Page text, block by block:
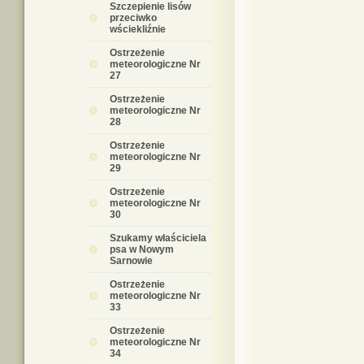
Szczepienie lisów
przeciwko
wściekliźnie
Ostrzeżenie
meteorologiczne Nr
27
Ostrzeżenie
meteorologiczne Nr
28
Ostrzeżenie
meteorologiczne Nr
29
Ostrzeżenie
meteorologiczne Nr
30
Szukamy właściciela
psa w Nowym
Sarnowie
Ostrzeżenie
meteorologiczne Nr
33
Ostrzeżenie
meteorologiczne Nr
34